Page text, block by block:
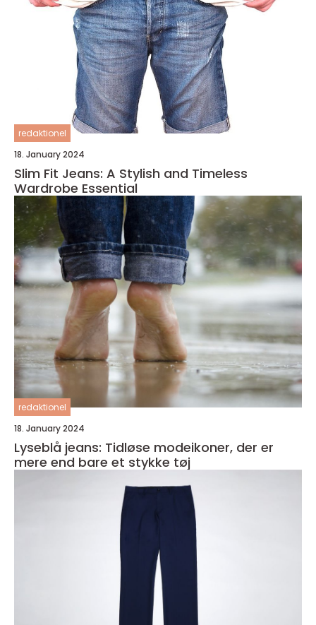
redaktionel
18. January 2024
Slim Fit Jeans: A Stylish and Timeless
Wardrobe Essential
redaktionel
18. January 2024
Lyseblå jeans: Tidløse modeikoner, der er
mere end bare et stykke tøj